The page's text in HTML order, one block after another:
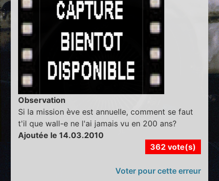
Observation
Si la mission ève est annuelle, comment se faut
t'il que wall-e ne l'ai jamais vu en 200 ans?
Ajoutée le 14.03.2010
362 vote(s)
Voter pour cette erreur